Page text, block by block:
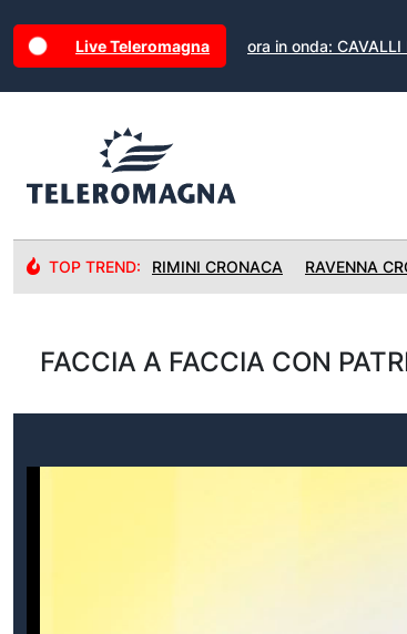
Live Teleromagna ora in onda: CAVALLI
TOP TREND: RIMINI CRONACA RAVENNA
FACCIA A FACCIA CON